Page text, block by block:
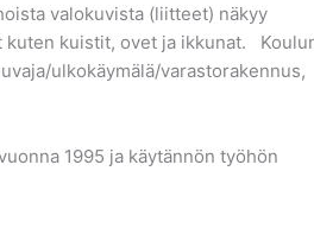
valokuvista (liitteet) näkyy
kuten kuistit, ovet ja ikkunat.
ulkokäymälä/varastorakennus,
1995 ja käytännön työhön